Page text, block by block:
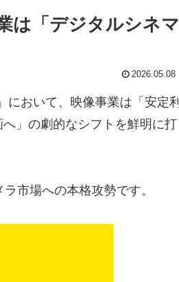
は「デジタルシネマ
2026.05.08
おいて、映像事業は「安定利
」の劇的なシフトを鮮明に打
市場への本格攻勢です。